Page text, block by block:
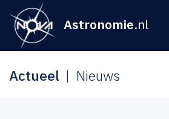
Astronomie.nl
Actueel Nieuws